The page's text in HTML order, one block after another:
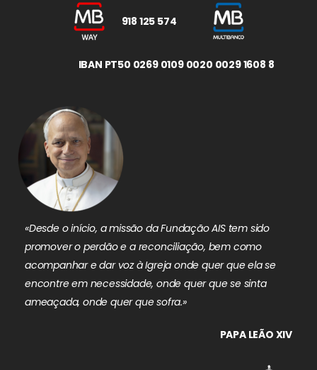
918 125 574
IBAN PT50 0269 0109 0020 0029 1608 8
«Desde o início, a missão da Fundação AIS tem sido
promover o perdão e a reconciliação, bem como
acompanhar e dar voz à Igreja onde quer que ela se
encontre em necessidade, onde quer que se sinta
ameaçada, onde quer que sofra.»
PAPA LEÃO XIV